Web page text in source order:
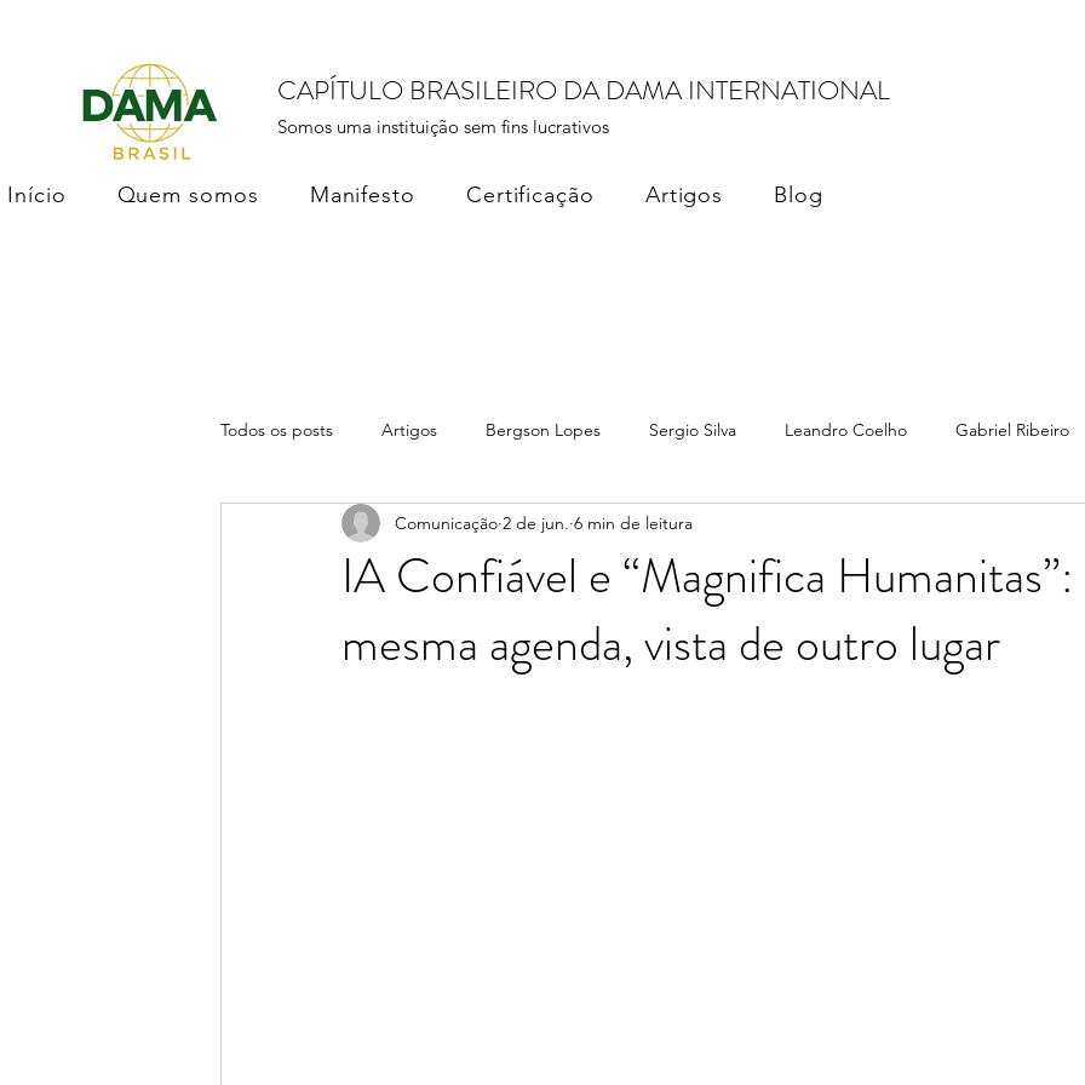
CAPÍTULO BRASILEIRO DA DAMA INTERNATIONAL
Somos uma instituição sem fins lucrativos
Início Quem somos Manifesto Certificação Artigos Blog
Todos os posts Artigos Bergson Lopes Sergio Silva Leandro Coelho Gabriel Ribeiro
DAMA Brasil Soberania dos Dados Monetização de Dados
Adriana Moutinho
IA Confiável e “Magnifica Humanitas”:
mesma agenda, vista de outro lugar
Comunicação 2 de jun. 6 min de leitura